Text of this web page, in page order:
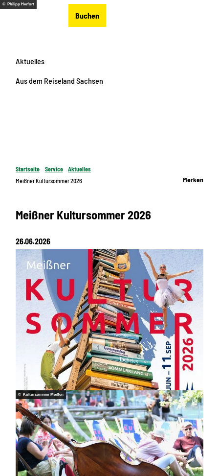
Z
Buchen
© Philipp Herfort
Aktuelles
Aus dem Reiseland Sachsen
Startseite Service
Aktuelles
Meißner Kultursommer 2026
Merken
Meißner Kultursommer 2026
26.06.2026
© Kultursommer Meißen